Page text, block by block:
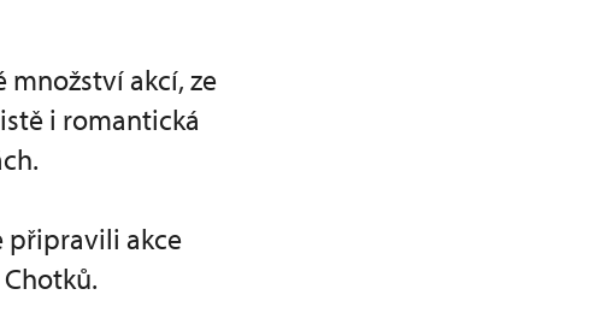
množství akcí, ze
i romantická
připravili akce